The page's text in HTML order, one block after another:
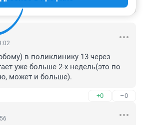
в поликлинику 13 через
уже больше 2-х недель(это по
может и больше).
+0 –0